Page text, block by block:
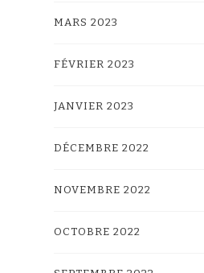
MARS 2023
FÉVRIER 2023
JANVIER 2023
DÉCEMBRE 2022
NOVEMBRE 2022
OCTOBRE 2022